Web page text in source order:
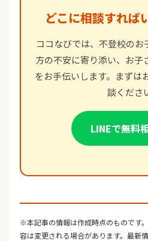
どこに相談すれば
ココなびでは、不登校のお
方の不安に寄り添い、お子
をお手伝いします。まずは
談くださ
LINEで無料
※本記事の情報は作成時点のものです
容は変更される場合があります。最新